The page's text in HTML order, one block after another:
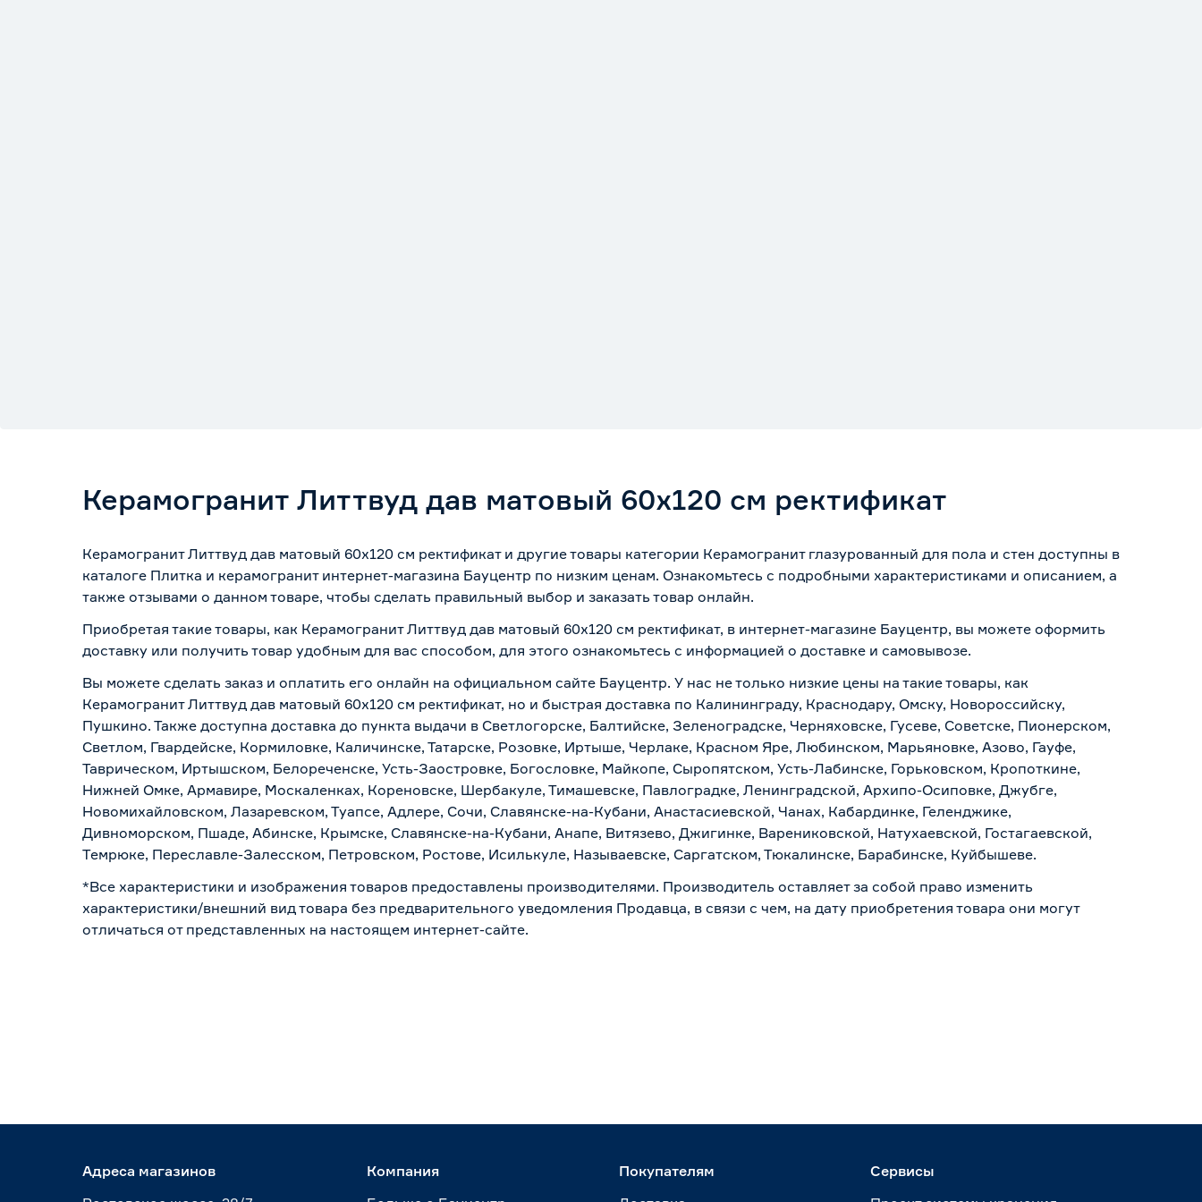
Керамогранит Литтвуд дав матовый 60х120 см ректификат
Керамогранит Литтвуд дав матовый 60х120 см ректификат и другие товары категории Керамогранит глазурованный для пола и стен доступны в
каталоге Плитка и керамогранит интернет-магазина Бауцентр по низким ценам. Ознакомьтесь с подробными характеристиками и описанием, а
также отзывами о данном товаре, чтобы сделать правильный выбор и заказать товар онлайн.
Приобретая такие товары, как Керамогранит Литтвуд дав матовый 60х120 см ректификат, в интернет-магазине Бауцентр, вы можете оформить
доставку или получить товар удобным для вас способом, для этого ознакомьтесь с информацией о доставке и самовывозе.
Вы можете сделать заказ и оплатить его онлайн на официальном сайте Бауцентр. У нас не только низкие цены на такие товары, как
Керамогранит Литтвуд дав матовый 60х120 см ректификат, но и быстрая доставка по Калининграду, Краснодару, Омску, Новороссийску,
Пушкино. Также доступна доставка до пункта выдачи в Светлогорске, Балтийске, Зеленоградске, Черняховске, Гусеве, Советске, Пионерском,
Светлом, Гвардейске, Кормиловке, Каличинске, Татарске, Розовке, Иртыше, Черлаке, Красном Яре, Любинском, Марьяновке, Азово, Гауфе,
Таврическом, Иртышском, Белореченске, Усть-Заостровке, Богословке, Майкопе, Сыропятском, Усть-Лабинске, Горьковском, Кропоткине,
Нижней Омке, Армавире, Москаленках, Кореновске, Шербакуле, Тимашевске, Павлоградке, Ленинградской, Архипо-Осиповке, Джубге,
Новомихайловском, Лазаревском, Туапсе, Адлере, Сочи, Славянске-на-Кубани, Анастасиевской, Чанах, Кабардинке, Геленджике,
Дивноморском, Пшаде, Абинске, Крымске, Славянске-на-Кубани, Анапе, Витязево, Джигинке, Варениковской, Натухаевской, Гостагаевской,
Темрюке, Переславле-Залесском, Петровском, Ростове, Исилькуле, Называевске, Саргатском, Тюкалинске, Барабинске, Куйбышеве.
*Все характеристики и изображения товаров предоставлены производителями. Производитель оставляет за собой право изменить
характеристики/внешний вид товара без предварительного уведомления Продавца, в связи с чем, на дату приобретения товара они могут
отличаться от представленных на настоящем интернет-сайте.
Адреса магазинов
Компания
Покупателям
Сервисы